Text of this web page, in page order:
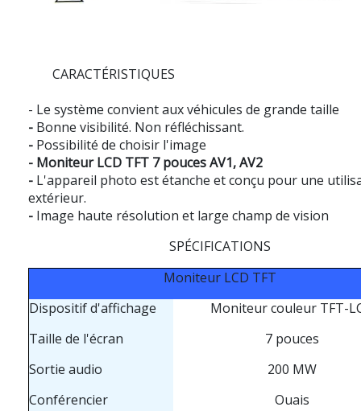
CARACTÉRISTIQUES
- Le système convient aux véhicules de grande taille
- Bonne visibilité. Non réfléchissant.
- Possibilité de choisir l'image
- Moniteur LCD TFT 7 pouces AV1, AV2
- L'appareil photo est étanche et conçu pour une
extérieur.
- Image haute résolution et large champ de vision
SPÉCIFICATIONS
Moniteur LCD TFT
Dispositif d'affichage
Moniteur couleur TFT-
Taille de l'écran
7 pouces
Sortie audio
200 MW
Conférencier
Ouais